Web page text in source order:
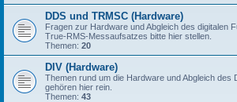
DDS und TRMSC (Hardware)
Fragen zur Hardware und Abgleich des digitalen
True-RMS-Messaufsatzes bitte hier stellen.
Themen: 20
DIV (Hardware)
Themen rund um die Hardware und Abgleich des
gehören hier rein.
Themen: 43